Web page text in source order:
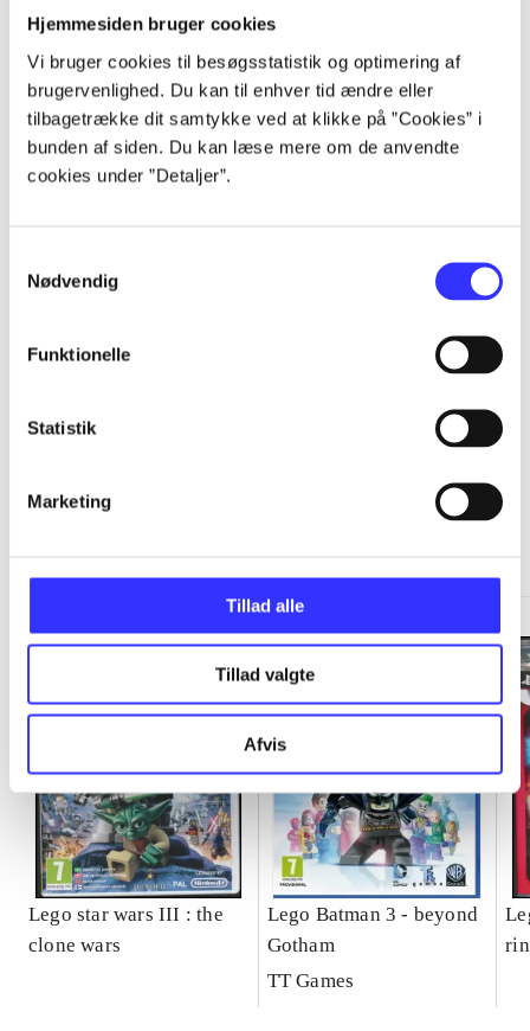
Hjemmesiden bruger cookies
Vi bruger cookies til besøgsstatistik og optimering af
brugervenlighed. Du kan til enhver tid ændre eller
tilbagetrække dit samtykke ved at klikke på ”Cookies” i
bunden af siden. Du kan læse mere om de anvendte
cookies under ”Detaljer”.
Nødvendig
Funktionelle
Statistik
Marketing
Tillad alle
Tillad valgte
Afvis
...
...
...
...
Lego star wars III : the
clone wars
Lego Batman 3 - beyond
Gotham
TT Games